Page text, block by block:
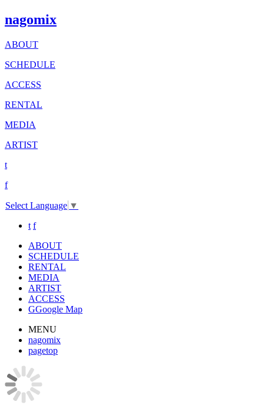
nagomix
ABOUT
SCHEDULE
ACCESS
RENTAL
MEDIA
ARTIST
t
f
Select Language ▼
t f
ABOUT
SCHEDULE
RENTAL
MEDIA
ARTIST
ACCESS
GGoogle Map
MENU
nagomix
pagetop